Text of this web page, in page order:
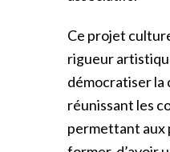
Ce projet
rigueur
démocratiser la
réunissant les
permettant aux